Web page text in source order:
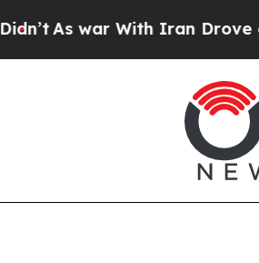
As war With Iran Drove oil